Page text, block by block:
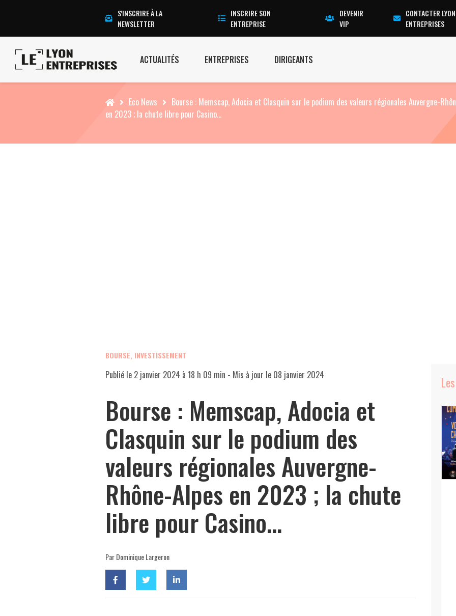
S'INSCRIRE À LA
NEWSLETTER
INSCRIRE SON
ENTREPRISE
DEVENIR
VIP
CONTACTER LYON
ENTREPRISES
ACTUALITÉS ENTREPRISES DIRIGEANTS
Accueil Eco News
Bourse : Memscap, Adocia et Clasquin sur le podium des valeurs régionales Auvergne-
en 2023 ; la chute libre pour Casino…
BOURSE, INVESTISSEMENT
Publié le 2 janvier 2024 à 18 h 09 min - Mis à jour le 08 janvier 2024
Bourse : Memscap, Adocia et
Clasquin sur le podium des
valeurs régionales Auvergne-
Rhône-Alpes en 2023 ; la chute
libre pour Casino…
Par Dominique Largeron